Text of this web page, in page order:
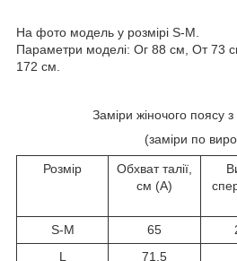
На фото модель у розмірі S-M.
Параметри моделі: Ог 88 см, От 73
172 см.
Заміри жіночого поясу
(заміри по
Розмір
Обхват талії,
см (А)
S-M 65
L
71,5